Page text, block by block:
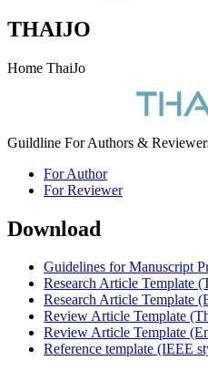
THAIJO
Home ThaiJo
Guildline For Authors &
For Author
For Reviewer
Download
Guidelines for Manuscript
Research Article Template
Research Article Template
Review Article Template
Review Article Template
Reference template (IEEE